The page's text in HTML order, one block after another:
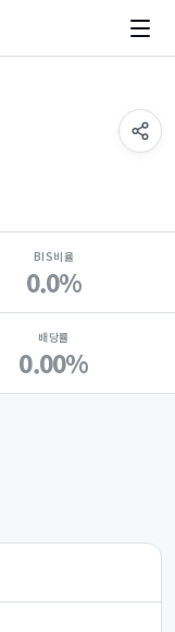
BIS비율
0.0%
배당률
0.00%